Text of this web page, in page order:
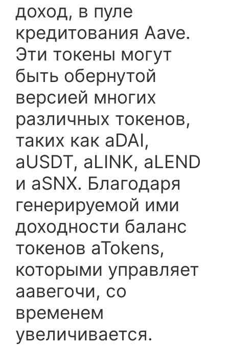
доход, в пуле
кредитования Aave.
Эти токены могут
быть обернутой
версией многих
различных токенов,
таких как aDAI,
aUSDT, aLINK, aLEND
и aSNX. Благодаря
генерируемой ими
доходности баланс
токенов aTokens,
которыми управляет
аавегочи, со
временем
увеличивается.